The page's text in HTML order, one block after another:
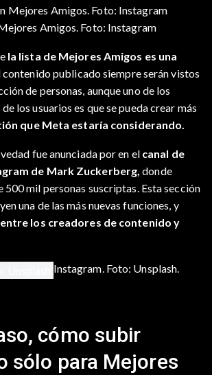
Amigos. Foto: Instagram
la lista de Mejores Amigos es una
contenido publicado siempre serán vistos
de personas, aunque uno de los
los usuarios es que se pueda crear más
que Meta estaría considerando.
fue anunciada por en el canal de
de Mark Zuckerberg, donde
500 mil personas suscriptas. Esta sección
una de las más nuevas funciones, y
los creadores de contenido y
Instagram. Foto: Unsplash.
cómo subir
sólo para Mejores